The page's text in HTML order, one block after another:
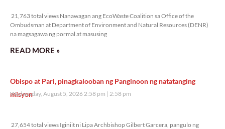
21,763 total views Nanawagan ang EcoWaste Coalition sa Office of the
Ombudsman at Department of Environment and Natural Resources (DENR)
na magsagawa ng pormal at masusing
READ MORE »
Obispo at Pari, pinagkalooban ng Panginoon ng natatanging
misyon
Wednesday, August 5, 2026 2:58 pm 2:58 pm
27,654 total views Iginiit ni Lipa Archbishop Gilbert Garcera, pangulo ng